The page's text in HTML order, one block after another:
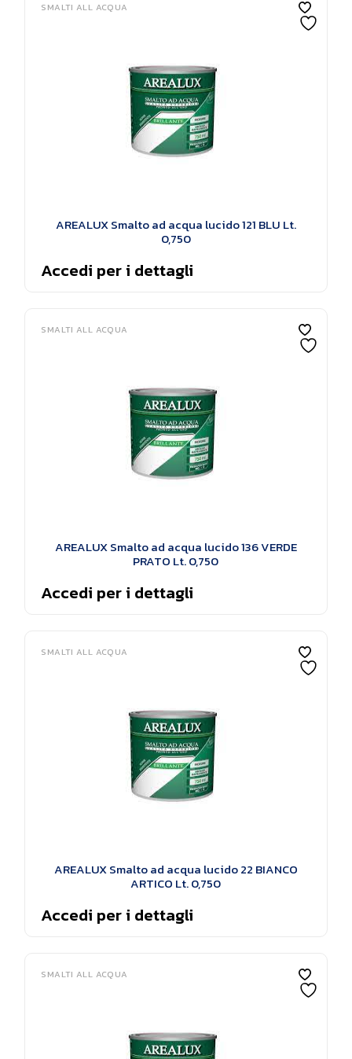
SMALTI ALL ACQUA
AREALUX Smalto ad acqua lucido 121 BLU Lt.
0,750
Accedi per i dettagli
SMALTI ALL ACQUA
AREALUX Smalto ad acqua lucido 136 VERDE
PRATO Lt. 0,750
Accedi per i dettagli
SMALTI ALL ACQUA
AREALUX Smalto ad acqua lucido 22 BIANCO
ARTICO Lt. 0,750
Accedi per i dettagli
SMALTI ALL ACQUA